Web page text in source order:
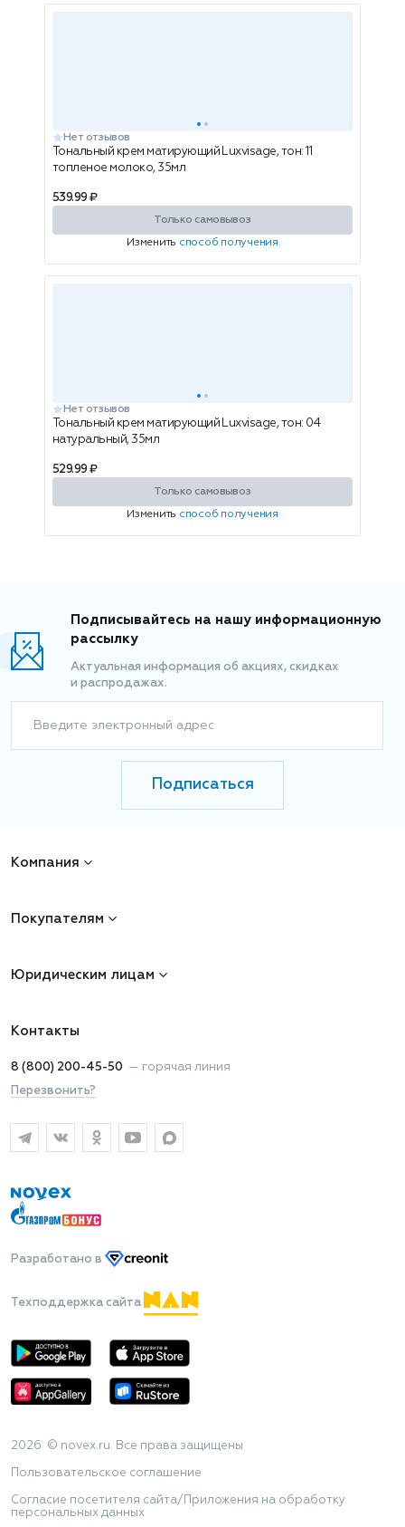
Нет отзывов
Тональный крем матирующий Luxvisage, тон: 11
топленое молоко, 35мл
539.99 ₽
Только самовывоз
Изменить способ получения
Нет отзывов
Тональный крем матирующий Luxvisage, тон: 04
натуральный, 35мл
529.99 ₽
Только самовывоз
Изменить способ получения
Подписывайтесь на нашу информационную
рассылку
Актуальная информация об акциях, скидках
и распродажах.
Введите электронный адрес
Подписаться
Компания
Покупателям
Юридическим лицам
Контакты
8 (800) 200-45-50 — горячая линия
Перезвонить?
Разработано в
Техподдержка сайта
2026 © novex.ru. Все права защищены
Пользовательское соглашение
Согласие посетителя сайта/Приложения на обработку
персональных данных